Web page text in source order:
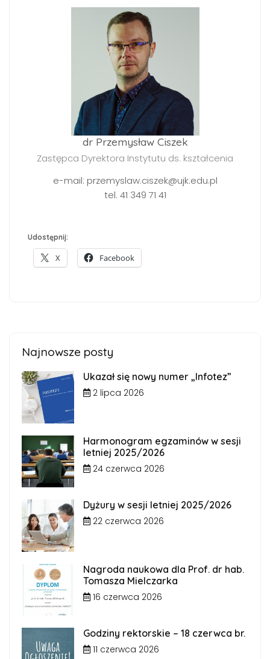
dr Przemysław Ciszek
Zastępca Dyrektora Instytutu ds. kształcenia
e-mail: przemyslaw.ciszek@ujk.edu.pl
tel. 41 349 71 41
Udostępnij:
X Facebook
Najnowsze posty
Ukazał się nowy numer „Infotez”
2 lipca 2026
Harmonogram egzaminów w sesji
letniej 2025/2026
24 czerwca 2026
Dyżury w sesji letniej 2025/2026
22 czerwca 2026
Nagroda naukowa dla Prof. dr hab.
Tomasza Mielczarka
16 czerwca 2026
Godziny rektorskie – 18 czerwca br.
11 czerwca 2026